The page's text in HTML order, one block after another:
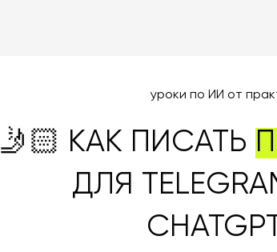
уроки по ИИ от
🤳🏻 КАК ПИСАТЬ
ДЛЯ